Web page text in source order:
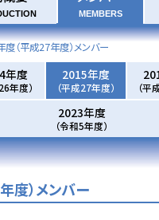
MEMBERS
度（平成27年度）メンバー
年度
年度）
2015年度
（平成27年度） （平
2023年度
（令和5年度）
度）メンバー